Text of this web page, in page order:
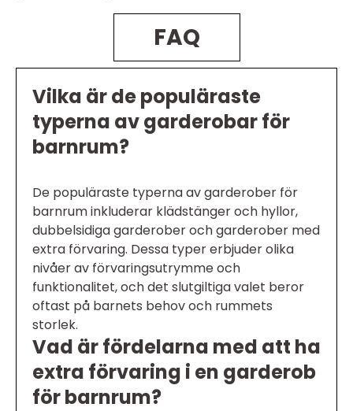
FAQ
Vilka är de populäraste
typerna av garderobar för
barnrum?
De populäraste typerna av garderober för
barnrum inkluderar klädstänger och hyllor,
dubbelsidiga garderober och garderober med
extra förvaring. Dessa typer erbjuder olika
nivåer av förvaringsutrymme och
funktionalitet, och det slutgiltiga valet beror
oftast på barnets behov och rummets
storlek.
Vad är fördelarna med att ha
extra förvaring i en garderob
för barnrum?